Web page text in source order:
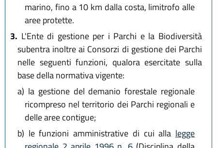
marino, fino a 10 km dalla costa, limitrofo alle
aree protette.
3. L'Ente di gestione per i Parchi e la Biodiversità
subentra inoltre ai Consorzi di gestione dei Parchi
nelle seguenti funzioni, qualora esercitate sulla
base della normativa vigente:
a) la gestione del demanio forestale regionale
ricompreso nel territorio dei Parchi regionali e
delle aree contigue;
b) le funzioni amministrative di cui alla legge